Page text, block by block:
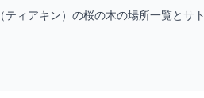
ィアキン）の桜の木の場所一覧と